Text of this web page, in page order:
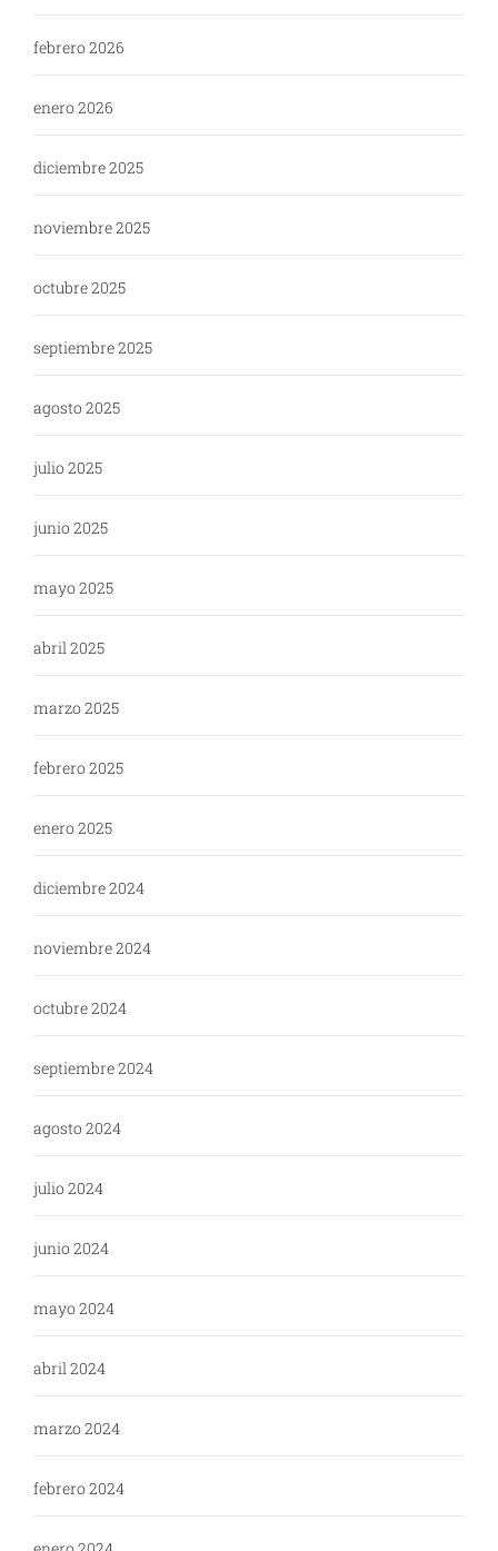
febrero 2026
enero 2026
diciembre 2025
noviembre 2025
octubre 2025
septiembre 2025
agosto 2025
julio 2025
junio 2025
mayo 2025
abril 2025
marzo 2025
febrero 2025
enero 2025
diciembre 2024
noviembre 2024
octubre 2024
septiembre 2024
agosto 2024
julio 2024
junio 2024
mayo 2024
abril 2024
marzo 2024
febrero 2024